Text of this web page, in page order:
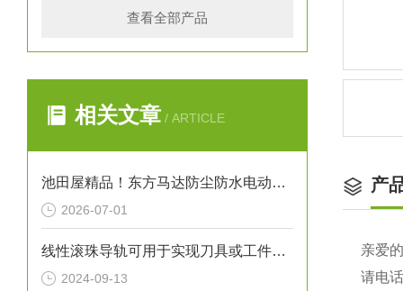
查看全部产品
相关文章 / ARTICLE
池田屋精品！东方马达防尘防水电动机 FPW425 参数介绍
2026-07-01
线性滚珠导轨可用于实现刀具或工件的精确直线运动
2024-09-13
产
亲爱
请电